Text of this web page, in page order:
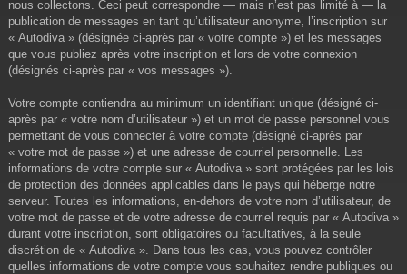
nous collectons. Ceci peut correspondre — mais n’est pas limité à — la
publication de messages en tant qu’utilisateur anonyme, l’inscription sur
« Autodiva » (désignée ci-après par « votre compte ») et les messages
que vous publiez après votre inscription et lors de votre connexion
(désignés ci-après par « vos messages »).
Votre compte contiendra au minimum un identifiant unique (désigné ci-
après par « votre nom d’utilisateur ») et un mot de passe personnel vous
permettant de vous connecter à votre compte (désigné ci-après par
« votre mot de passe ») et une adresse de courriel personnelle. Les
informations de votre compte sur « Autodiva » sont protégées par les lois
de protection des données applicables dans le pays qui héberge notre
serveur. Toutes les informations, en-dehors de votre nom d’utilisateur, de
votre mot de passe et de votre adresse de courriel requis par « Autodiva »
durant votre inscription, sont obligatoires ou facultatives, à la seule
discrétion de « Autodiva ». Dans tous les cas, vous pouvez contrôler
quelles informations de votre compte vous souhaitez rendre publiques ou